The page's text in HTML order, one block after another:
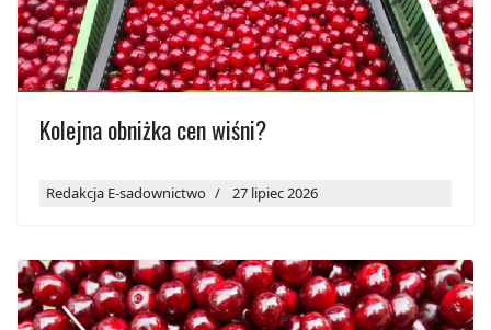
Kolejna obniżka cen wiśni?
Redakcja E-sadownictwo 27 lipiec 2026